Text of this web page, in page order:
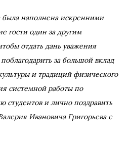
была наполнена искренними
гости один за другим
отдать дань уважения
за большой вклад
и традиций физического
системной работы по
студентов и лично поздравить
Ивановича Григорьева с